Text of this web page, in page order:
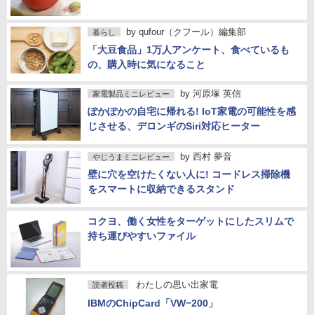
暮らし by qufour（クフール）編集部
「大豆食品」1万人アンケート、食べているも
の、購入時に気になること
家電製品ミニレビュー by 河原塚 英信
ぽかぽかの自宅に帰れる! IoT家電の可能性を感
じさせる、デロンギのSiri対応ヒーター
やじうまミニレビュー by 西村 夢音
壁に穴を空けたくない人に! コードレス掃除機
をスマートに収納できるスタンド
コクヨ、働く女性をターゲットにしたスリムで
持ち運びやすいファイル
読者投稿 わたしの思い出家電
IBMのChipCard「VW−200」